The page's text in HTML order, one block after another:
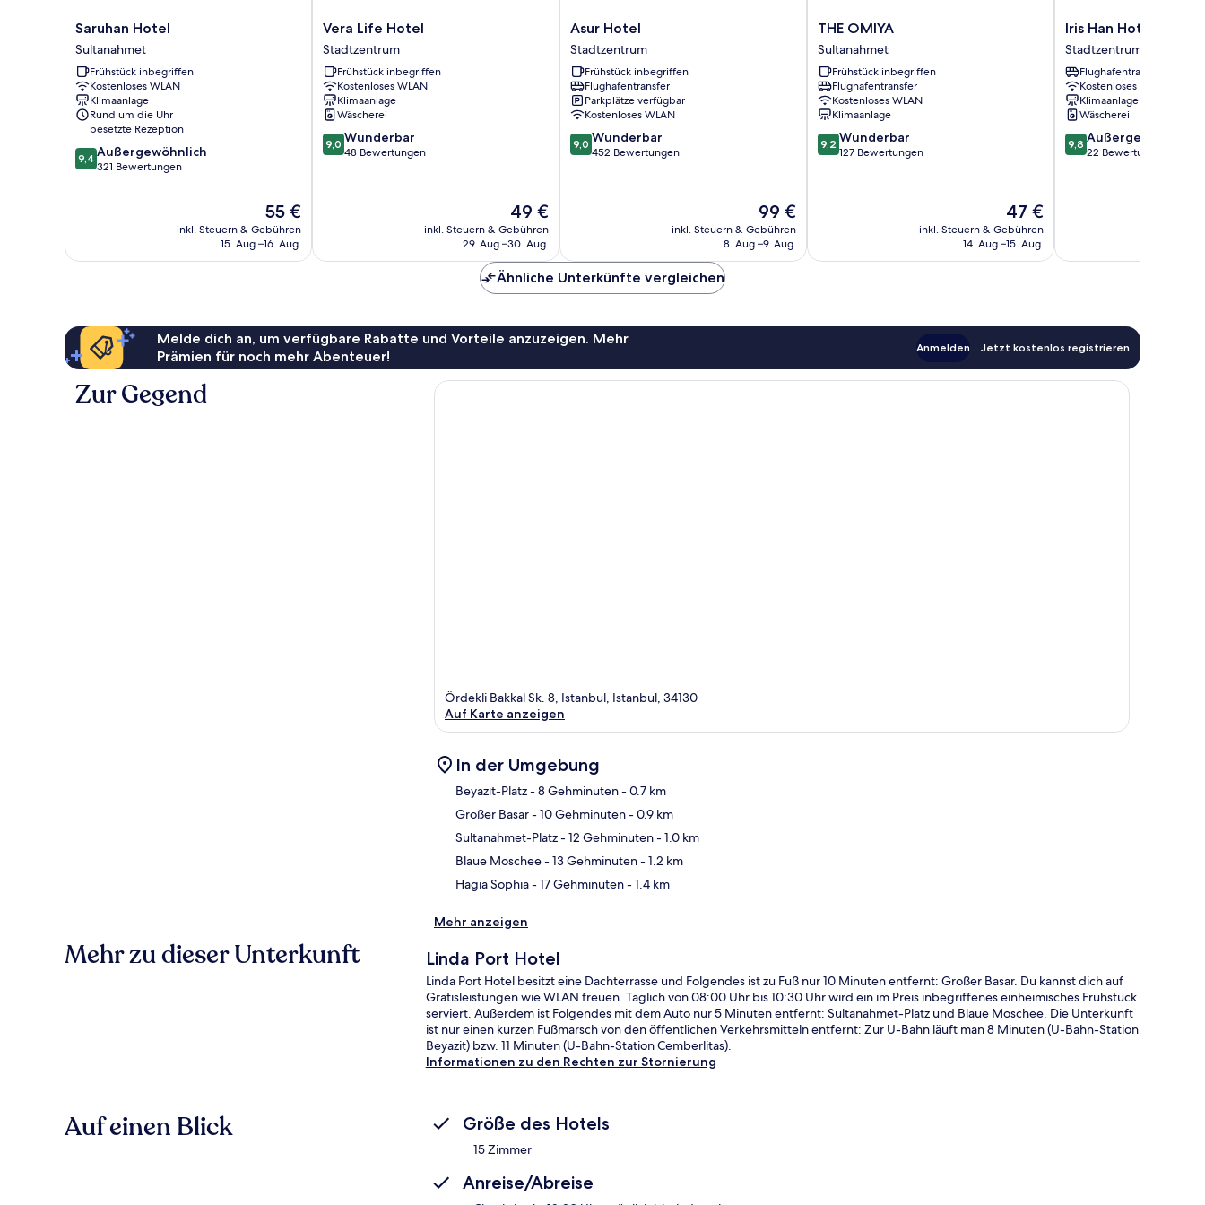
Saruhan
Hotel
Sultanahmet
Saruhan Hotel
Sultanahmet
Frühstück inbegriffen
Kostenloses WLAN
Klimaanlage
Rund um die Uhr
besetzte Rezeption
9.4
von
9,4 Außergewöhnlich
321 Bewertungen
Der
Preis
beträgt
55 €
inkl. Steuern & Gebühren
15. Aug.–16. Aug.
Vera
Life
Hotel
Stadtzentrum
Vera Life Hotel
Stadtzentrum
Frühstück inbegriffen
Kostenloses WLAN
Klimaanlage
Wäscherei
9.0
von
9,0 Wunderbar
48 Bewertungen
Der
Preis
beträgt
49 €
inkl. Steuern & Gebühren
29. Aug.–30. Aug.
Asur
Hotel
Stadtzentrum
Asur Hotel
Stadtzentrum
Frühstück inbegriffen
Flughafentransfer
Parkplätze verfügbar
Kostenloses WLAN
9.0
von
9,0 Wunderbar
452 Bewertungen
Der
Preis
beträgt
99 €
inkl. Steuern & Gebühren
8. Aug.–9. Aug.
THE
OMIYA
Sultanahmet
THE OMIYA
Sultanahmet
Frühstück inbegriffen
Flughafentransfer
Kostenloses WLAN
Klimaanlage
9.2
von
9,2 Wunderbar
127 Bewertungen
Der
Preis
beträgt
47 €
inkl. Steuern & Gebühren
14. Aug.–15. Aug.
Iris
Han
Hotel
Stadtzentrum
Iris Han Hotel
Stadtzentrum
Flughafentransfer
Kostenloses WLAN
Klimaanlage
Wäscherei
9.8
von
9,8 Außergewöhnlich
22 Bewertungen
Ähnliche Unterkünfte vergleichen
Melde dich an, um verfügbare Rabatte und Vorteile anzuzeigen. Mehr
Prämien für noch mehr Abenteuer!
Anmelden Jetzt kostenlos registrieren
Zur Gegend
Ördekli Bakkal Sk. 8, Istanbul, Istanbul, 34130
Auf Karte anzeigen
In der Umgebung
Beyazıt-Platz- 8 Gehminuten- 0.7 km
Großer Basar- 10 Gehminuten- 0.9 km
Sultanahmet-Platz- 12 Gehminuten- 1.0 km
Blaue Moschee- 13 Gehminuten- 1.2 km
Hagia Sophia- 17 Gehminuten- 1.4 km
Mehr anzeigen
Mehr zu dieser Unterkunft Linda Port Hotel
Linda Port Hotel besitzt eine Dachterrasse und Folgendes ist zu Fuß nur 10 Minuten entfernt: Großer Basar. Du kannst dich auf
Gratisleistungen wie WLAN freuen. Täglich von 08:00 Uhr bis 10:30 Uhr wird ein im Preis inbegriffenes einheimisches Frühstück
serviert. Außerdem ist Folgendes mit dem Auto nur 5 Minuten entfernt: Sultanahmet-Platz und Blaue Moschee. Die Unterkunft
ist nur einen kurzen Fußmarsch von den öffentlichen Verkehrsmitteln entfernt: Zur U-Bahn läuft man 8 Minuten (U-Bahn-Station
Beyazit) bzw. 11 Minuten (U-Bahn-Station Cemberlitas).
Informationen zu den Rechten zur Stornierung
Auf einen Blick Größe des Hotels
15 Zimmer
Anreise/Abreise